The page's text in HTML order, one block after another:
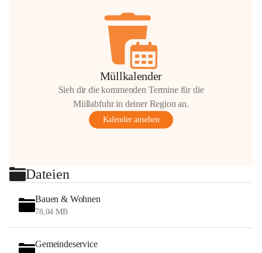
Müllkalender
Sieh dir die kommenden Termine für die
Müllabfuhr in deiner Region an.
Kalender ansehen
Dateien
Bauen & Wohnen
78,04 MB
Gemeindeservice